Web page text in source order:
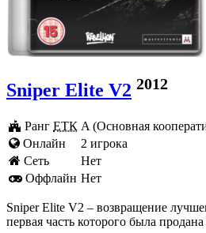
Sniper Elite V2 2012
Ранг ЕТК A (Основная
Онлайн
2 игрока
Cеть
Нет
Оффлайн Нет
Sniper Elite V2 – возвращение
первая часть которого была